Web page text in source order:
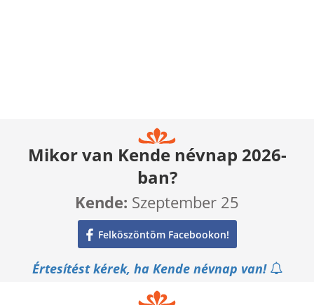
Mikor van Kende névnap 2026-
ban?
Kende: Szeptember 25
Felköszöntöm Facebookon!
Értesítést kérek, ha Kende névnap van!